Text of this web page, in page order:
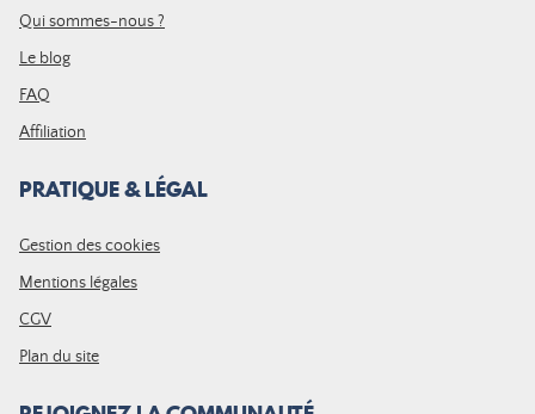
Qui sommes-nous ?
Le blog
FAQ
Affiliation
PRATIQUE & LÉGAL
Gestion des cookies
Mentions légales
CGV
Plan du site